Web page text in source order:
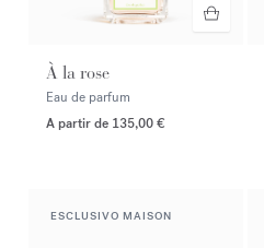
À la rose
Eau de parfum
A partir de 135,00 €
ESCLUSIVO MAISON